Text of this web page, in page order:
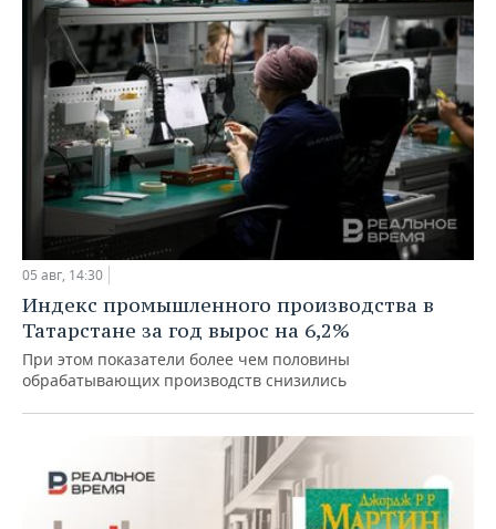
05 авг, 14:30
Индекс промышленного производства в
Татарстане за год вырос на 6,2%
При этом показатели более чем половины
обрабатывающих производств снизились